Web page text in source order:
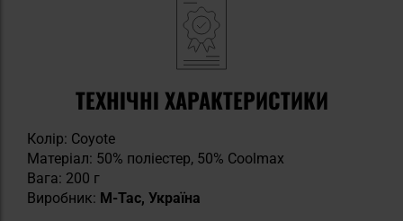
ТЕХНІЧНІ ХАРАКТЕРИСТИКИ
Колір: Coyote
Матеріал: 50% поліестер, 50% Coolmax
Вага: 200 г
Виробник: M-Tac, Україна